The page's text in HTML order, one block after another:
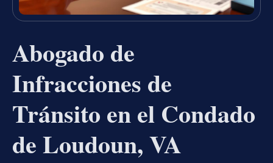
Abogado de
Infracciones de
Tránsito en el Condado
de Loudoun, VA